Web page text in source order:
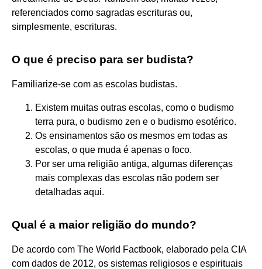
referenciados como sagradas escrituras ou,
simplesmente, escrituras.
O que é preciso para ser budista?
Familiarize-se com as escolas budistas.
Existem muitas outras escolas, como o budismo
terra pura, o budismo zen e o budismo esotérico.
Os ensinamentos são os mesmos em todas as
escolas, o que muda é apenas o foco.
Por ser uma religião antiga, algumas diferenças
mais complexas das escolas não podem ser
detalhadas aqui.
Qual é a maior religião do mundo?
De acordo com The World Factbook, elaborado pela CIA
com dados de 2012, os sistemas religiosos e espirituais